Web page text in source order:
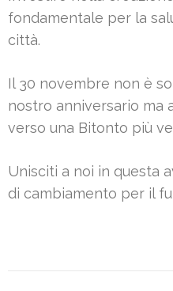
fondamentale per la
città.
Il 30 novembre non è
nostro anniversario ma
verso una Bitonto più
Unisciti a noi in questa
di cambiamento per il